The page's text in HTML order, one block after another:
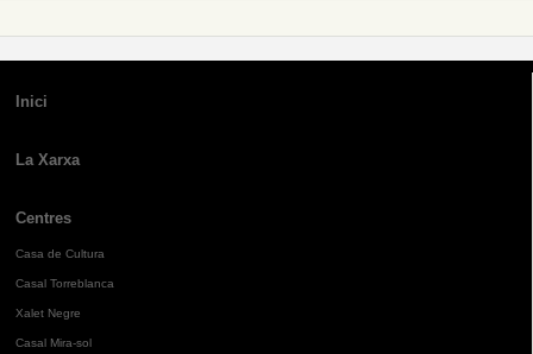
Inici
La Xarxa
Centres
Casa de Cultura
Casal Torreblanca
Xalet Negre
Casal Mira-sol